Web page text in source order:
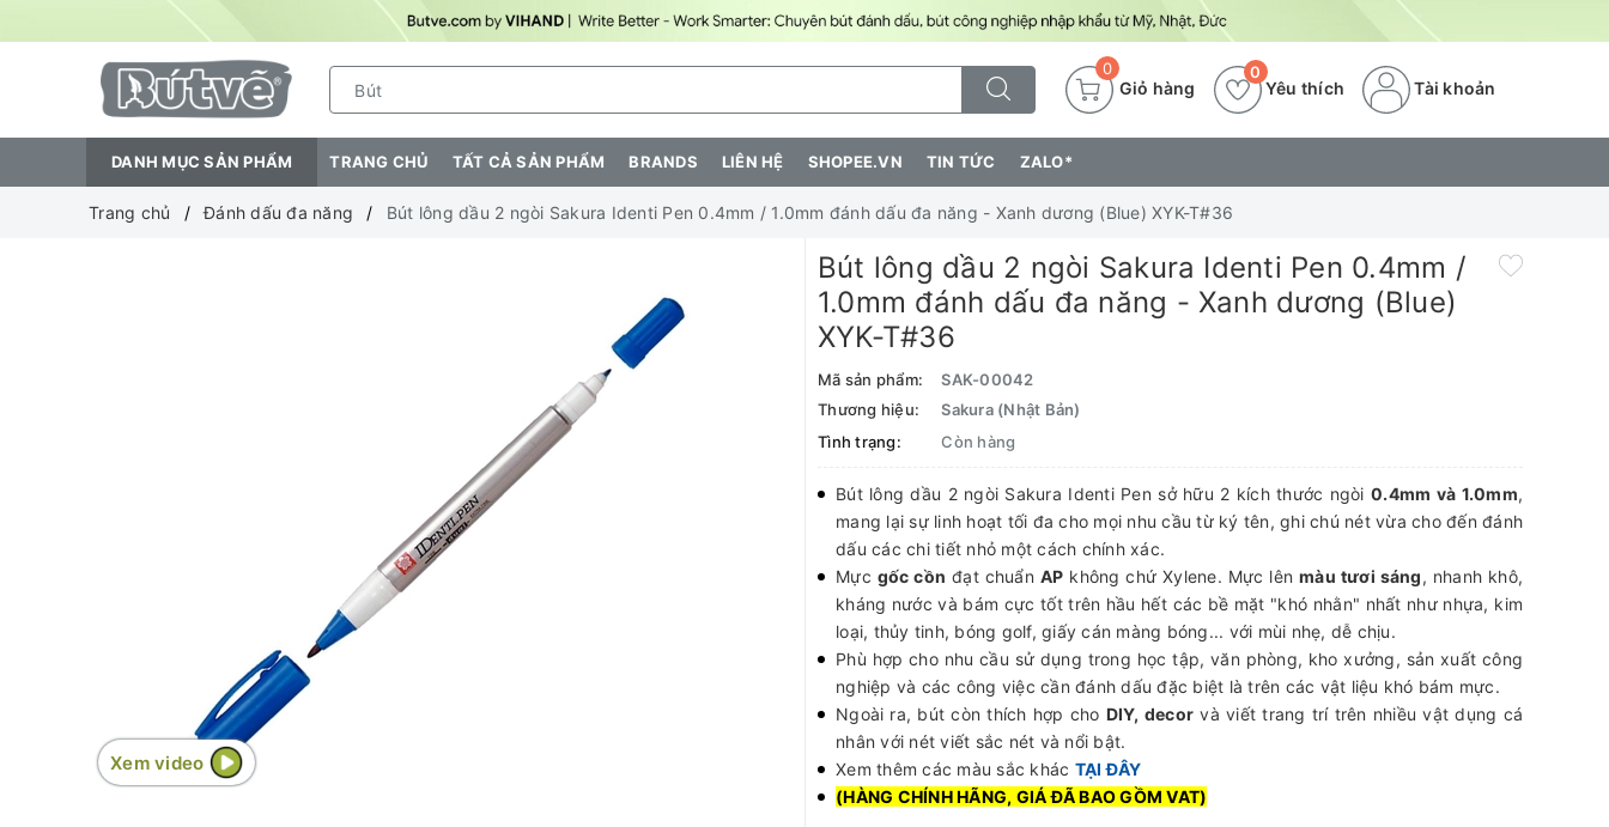
0
Giỏ hàng Yêu thích
0
Tài khoản
DANH MỤC SẢN PHẨM TRANG CHỦ TẤT CẢ SẢN PHẨM BRANDS LIÊN HỆ SHOPEE.VN TIN TỨC ZALO*
Trang chủ Đánh dấu đa năng Bút lông dầu 2 ngòi Sakura Identi Pen 0.4mm / 1.0mm đánh dấu đa năng - Xanh dương (Blue) XYK-T#36
Xem video
Bút lông dầu 2 ngòi Sakura Identi Pen 0.4mm /
1.0mm đánh dấu đa năng - Xanh dương (Blue)
XYK-T#36
Mã sản phẩm:
SAK-00042
Thương hiệu:
Sakura (Nhật Bản)
Tình trạng:
Còn hàng
Bút lông dầu 2 ngòi Sakura Identi Pen sở hữu 2 kích thước ngòi0.4mm và 1.0mm,
mang lại sự linh hoạt tối đa cho mọi nhu cầu từ ký tên, ghi chú nét vừa cho đến đánh
dấu các chi tiết nhỏ một cách chính xác.
Mực gốc cồn đạt chuẩn AP không chứ Xylene. Mực lênmàu tươi sáng, nhanh khô,
kháng nước và bám cực tốt trên hầu hết các bề mặt "khó nhằn" nhất như nhựa, kim
loại, thủy tinh, bóng golf, giấy cán màng bóng... với mùi nhẹ, dễ chịu.
Phù hợp cho nhu cầu sử dụng trong học tập, văn phòng, kho xưởng, sản xuất công
nghiệp và các công việc cần đánh dấu đặc biệt là trên các vật liệu khó bám mực.
Ngoài ra, bút còn thích hợp cho DIY, decor và viết trang trí trên nhiều vật dụng cá
nhân với nét viết sắc nét và nổi bật.
Xem thêm các màu sắc khác TẠI ĐÂY
(HÀNG CHÍNH HÃNG, GIÁ ĐÃ BAO GỒM VAT)